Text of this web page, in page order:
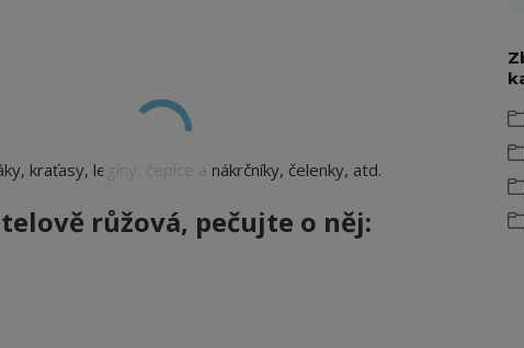
kraťasy, legíny, čepice a nákrčníky, čelenky, atd.
růžová, pečujte o něj: